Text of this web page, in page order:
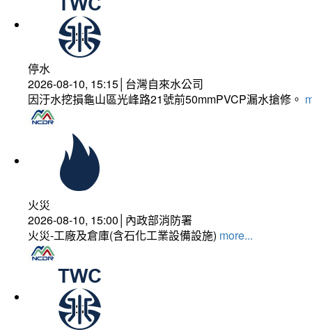
停水
2026-08-10, 15:15│台灣自來水公司
因汙水挖損龜山區光峰路21號前50mmPVCP漏水搶修。
火災
2026-08-10, 15:00│內政部消防署
火災-工廠及倉庫(含石化工業設備設施) more...